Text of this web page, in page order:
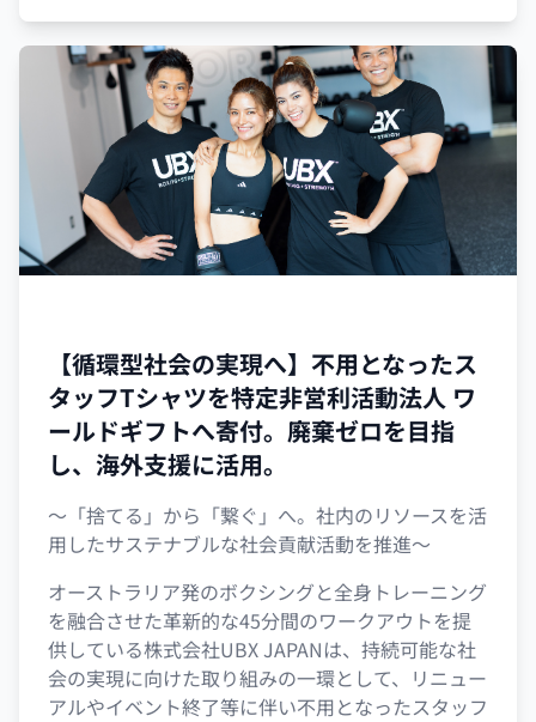
【循環型社会の実現へ】不用となったス
タッフTシャツを特定非営利活動法人 ワ
ールドギフトへ寄付。廃棄ゼロを目指
し、海外支援に活用。
〜「捨てる」から「繋ぐ」へ。社内のリソースを活
用したサステナブルな社会貢献活動を推進〜
オーストラリア発のボクシングと全身トレーニング
を融合させた革新的な45分間のワークアウトを提
供している株式会社UBX JAPANは、持続可能な社
会の実現に向けた取り組みの一環として、リニュー
アルやイベント終了等に伴い不用となったスタッフ